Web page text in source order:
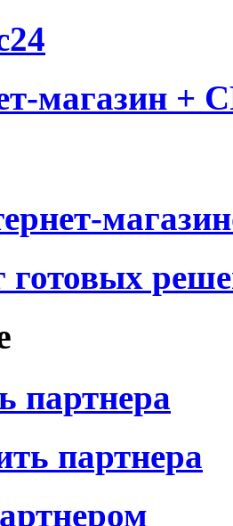
магазин +
готовых
партнера
партнера